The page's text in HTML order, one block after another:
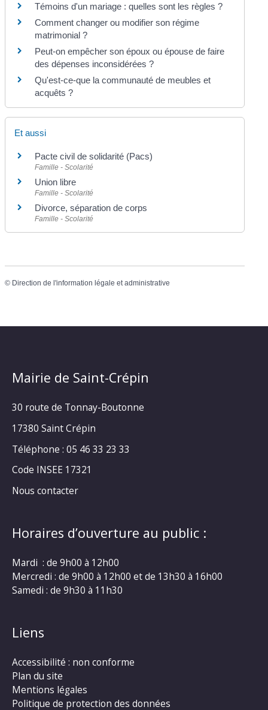
Témoins d'un mariage : quelles sont les règles ?
Comment changer ou modifier son régime
matrimonial ?
Peut-on empêcher son époux ou épouse de faire
des dépenses inconsidérées ?
Qu'est-ce-que la communauté de meubles et
acquêts ?
Et aussi
Pacte civil de solidarité (Pacs)
Famille - Scolarité
Union libre
Famille - Scolarité
Divorce, séparation de corps
Famille - Scolarité
© Direction de l'information légale et administrative
Mairie de Saint-Crépin
30 route de Tonnay-Boutonne
17380 Saint Crépin
Téléphone : 05 46 33 23 33
Code INSEE 17321
Nous contacter
Horaires d’ouverture au public :
Mardi : de 9h00 à 12h00
Mercredi : de 9h00 à 12h00 et de 13h30 à 16h00
Samedi : de 9h30 à 11h30
Liens
Accessibilité : non conforme
Plan du site
Mentions légales
Politique de protection des données